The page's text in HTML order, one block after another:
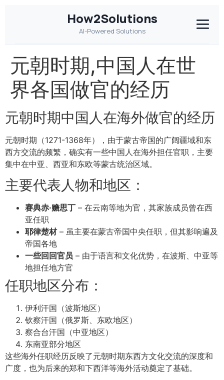
How2Solutions
AI-Powered Solutions
元朝时期,中国人在世
界各国做官的经历
元朝时期中国人在海外做官的经历
元朝时期（1271-1368年），由于蒙古帝国的广阔疆域和东
西方交流的频繁，确实有一些中国人在海外担任官职，主要
集中在中亚、西亚和东欧等蒙古统治区域。
主要代表人物和地区：
赛典赤·赡思丁 – 在云南等地为官，其家族成员曾在西
亚任职
耶律楚材– 虽主要在蒙古帝国中央任职，但其影响遍及
帝国各地
一些回回官员 – 由于语言和文化优势，在波斯、中亚等
地担任地方官
任职地区分布：
伊利汗国（波斯地区）
钦察汗国（俄罗斯、东欧地区）
察合台汗国（中亚地区）
东南亚部分地区
这些海外任职经历反映了元朝时期东西方文化交流的深度和
广度，也为后来的郑和下西洋等海外活动奠定了基础。